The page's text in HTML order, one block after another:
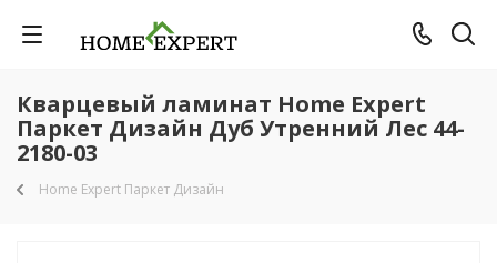
Кварцевый ламинат Home Expert
Паркет Дизайн Дуб Утренний Лес 44-
2180-03
Home Expert Паркет Дизайн